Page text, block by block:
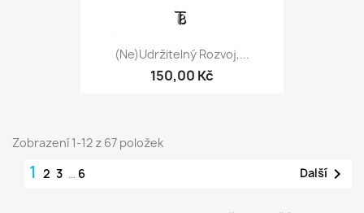
(Ne)udržitelný Rozvoj,...
150,00 Kč
Zobrazení 1-12 z 67 položek
1 2 3 … 6 Další 